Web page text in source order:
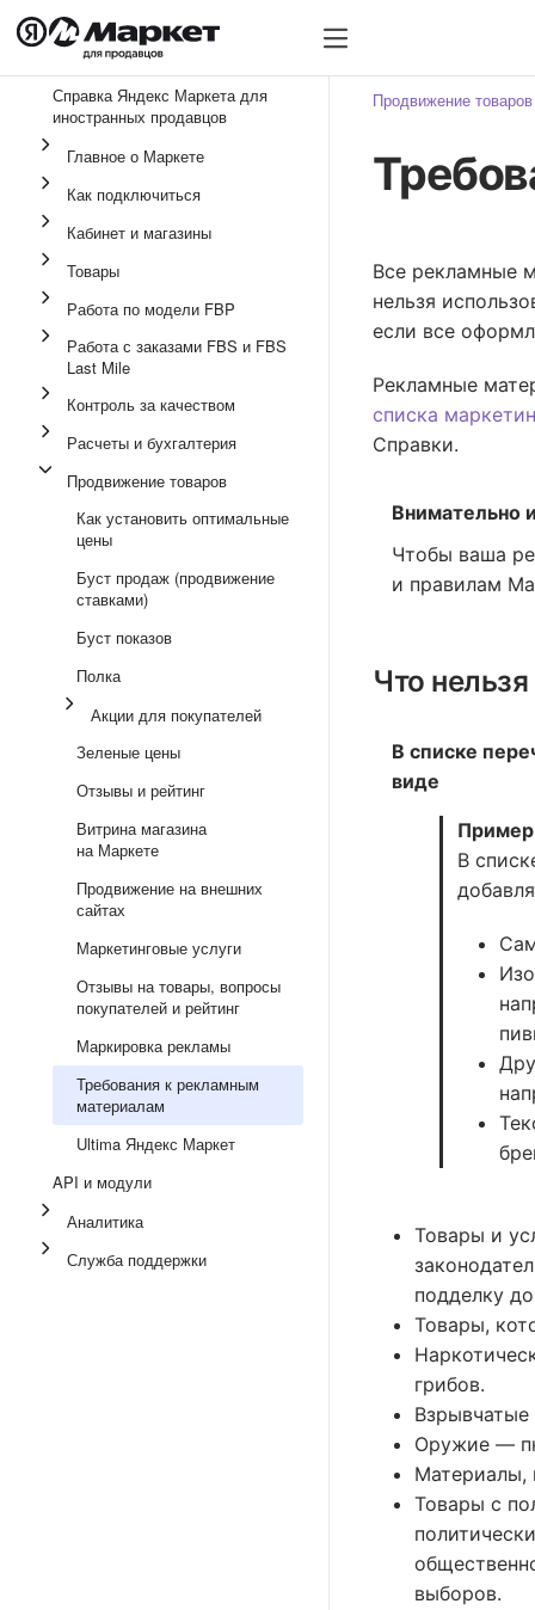
Справка Яндекс Маркета для
иностранных продавцов
Главное о Маркете
Как подключиться
Кабинет и магазины
Товары
Работа по модели FBP
Работа с заказами FBS и FBS
Last Mile
Контроль за качеством
Расчеты и бухгалтерия
Продвижение товаров
Как установить оптимальные
цены
Буст продаж (продвижение
ставками)
Буст показов
Полка
Акции для покупателей
Зеленые цены
Отзывы и рейтинг
Витрина магазина
на Маркете
Продвижение на внешних
сайтах
Маркетинговые услуги
Отзывы на товары, вопросы
покупателей и рейтинг
Маркировка рекламы
Требования к рекламным
материалам
Ultima Яндекс Маркет
API и модули
Аналитика
Служба поддержки
Продвижение товаров
Все рекламные
нельзя
если все
Рекламные
списка
Справки.
Внимательно
Чтобы ваша
и правилам
Что
В списке
виде
Пример
В
Товары и
подделку
Товары,
грибов.
Оружие —
Материалы,
Товары с
выборов.